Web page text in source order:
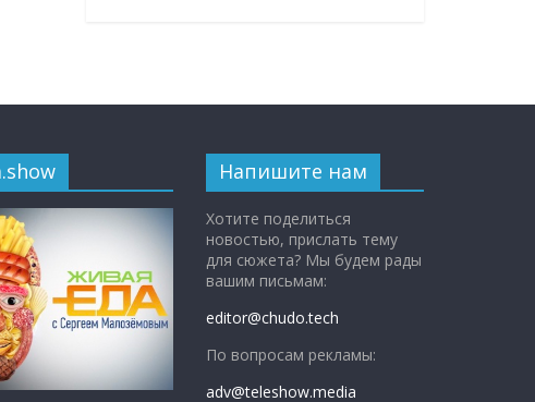
Напишите нам
Хотите поделиться
новостью, прислать тему
для сюжета? Мы будем рады
вашим письмам:
editor@chudo.tech
По вопросам рекламы:
adv@teleshow.media